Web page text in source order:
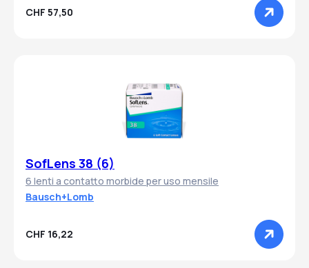
CHF 57,50
SofLens 38 (6)
6 lenti a contatto morbide per uso mensile
Bausch+Lomb
CHF 16,22